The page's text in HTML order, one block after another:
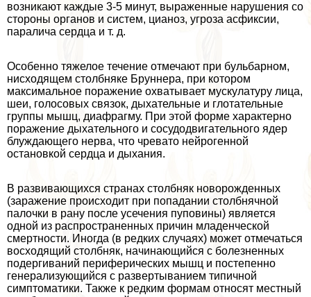
возникают каждые 3-5 минут, выраженные нарушения со
стороны органов и систем, цианоз, угроза асфиксии,
паралича сердца и т. д.
Особенно тяжелое течение отмечают при бульбарном,
нисходящем столбняке Бруннера, при котором
максимальное поражение охватывает мускулатуру лица,
шеи, голосовых связок, дыхательные и глотательные
группы мышц, диафрагму. При этой форме хаpaктерно
поражение дыхательного и сосудодвигательного ядер
блуждающего нерва, что чревато нейрогенной
остановкой сердца и дыхания.
В развивающихся странах столбняк новорожденных
(заражение происходит при попадании столбнячной
палочки в рану после усечения пуповины) является
одной из распространенных причин младенческой
cмepтности. Иногда (в редких случаях) может отмечаться
восходящий столбняк, начинающийся с болезненных
подергиваний периферических мышц и постепенно
генерализующийся с развертыванием типичной
симптоматики. Также к редким формам относят местный